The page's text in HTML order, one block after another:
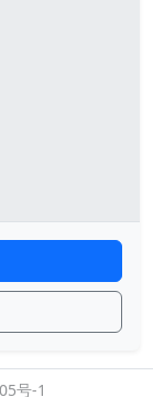
号-1